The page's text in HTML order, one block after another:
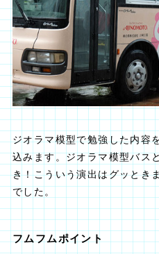
ジオラマ模型で勉強した内容
込みます。ジオラマ模型バス
き！こういう演出はグッとき
でした。
フムフムポイント